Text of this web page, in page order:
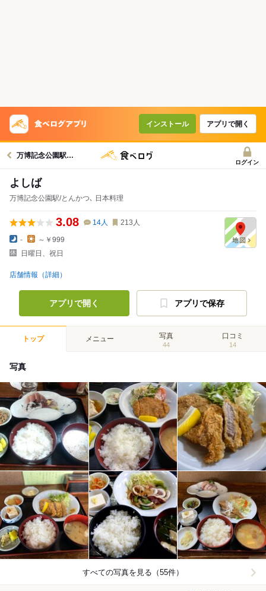
インストール アプリで開く
万博記念公園駅グルメへ
ログイン
よしば
万博記念公園駅/とんかつ､ 日本料理
3.08 14人 213 人
-
～￥999
日曜日、祝日
店舗情報（詳細）
アプリで開く アプリで保存
トップ メニュー 写真
44
口コミ
14
写真
すべての写真を見る（55件）